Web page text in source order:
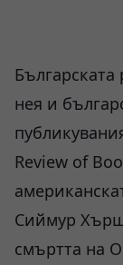
Българската
нея и
Review of
Сиймур Хърш
смъртта на